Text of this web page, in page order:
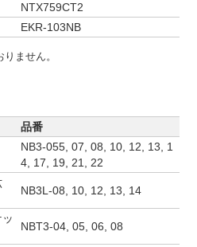
NTX759CT2
EKR-103NB
ません。
品番
NB3-055, 07, 08, 10, 12, 13, 1
4, 17, 19, 21, 22
NB3L-08, 10, 12, 13, 14
NBT3-04, 05, 06, 08